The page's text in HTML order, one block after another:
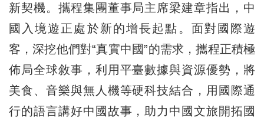
新契機。攜程集團董事局主席梁建章指出，中
國入境遊正處於新的增長起點。面對國際遊
客，深挖他們對“真實中國”的需求，攜程正積極
佈局全球敘事，利用平臺數據與資源優勢，將
美食、音樂與無人機等硬科技結合，用國際通
行的語言講好中國故事，助力中國文旅開拓國